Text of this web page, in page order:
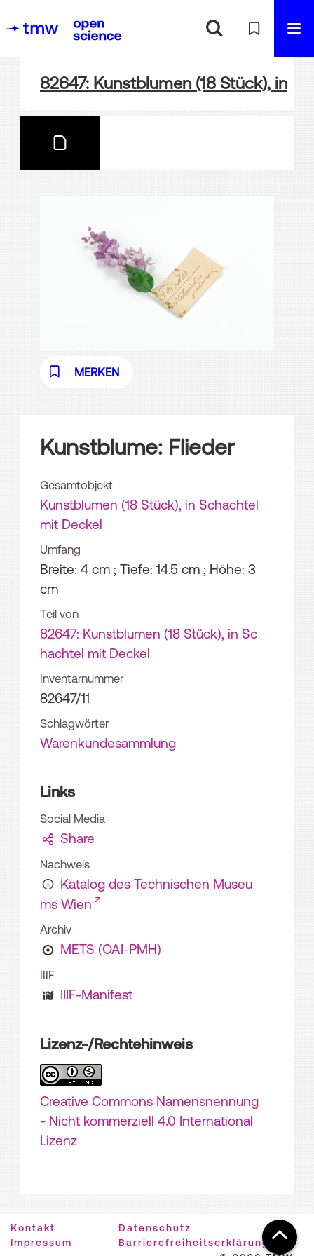
82647: Kunstblumen (18 Stück), in
MERKEN
Kunstblume: Flieder
Gesamtobjekt
Kunstblumen (18 Stück), in Schachtel
mit Deckel
Umfang
Breite: 4 cm ; Tiefe: 14.5 cm ; Höhe: 3
cm
Teil von
82647: Kunstblumen (18 Stück), in Sc
hachtel mit Deckel
Inventarnummer
82647/11
Schlagwörter
Warenkundesammlung
Links
Social Media
Share
Nachweis
Katalog des Technischen Museu
ms Wien
Archiv
METS (OAI-PMH)
IIIF
IIIF-Manifest
Lizenz-/Rechtehinweis
Creative Commons Namensnennung
- Nicht kommerziell 4.0 International
Lizenz
Kontakt
Datenschutz
Impressum
Barrierefreiheitserklärung